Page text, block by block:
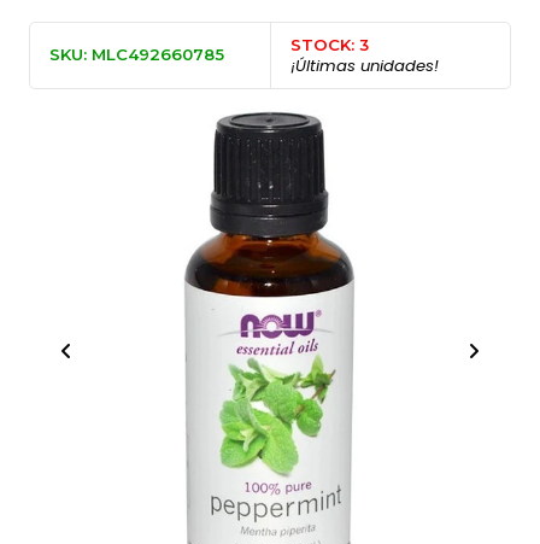
SKU: MLC492660785
STOCK: 3
¡Últimas unidades!